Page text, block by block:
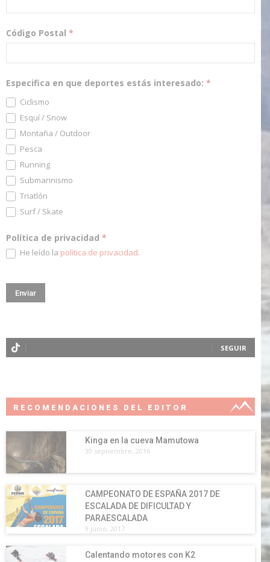
Código Postal *
Especifica en que deportes estás interesado: *
Ciclismo
Esquí / Snow
Montaña / Outdoor
Pesca
Running
Submarinismo
Triatlón
Surf / Skate
Política de privacidad *
He leído la política de privacidad.
SEGUIR
RECOMENDACIONES DEL EDITOR
Kinga en la cueva Mamutowa
30 septiembre, 2016
CAMPEONATO DE ESPAÑA 2017 DE
ESCALADA DE DIFICULTAD Y
PARAESCALADA
9 junio, 2017
Calentando motores con K2